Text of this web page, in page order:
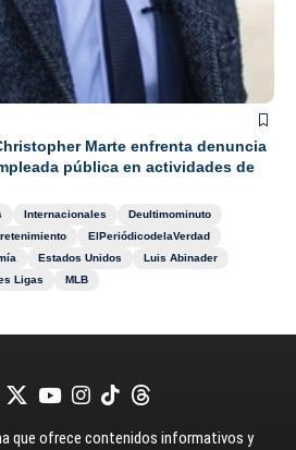
Marte enfrenta denuncia
pública en actividades de
Internacionales
Deultimominuto
ElPeriódicodelaVerdad
Estados Unidos
Luis Abinader
Ligas MLB
que ofrece contenidos informativos y